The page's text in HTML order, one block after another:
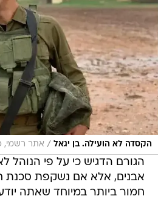
הקסדה לא הועילה. בן יגאל / אתר רשמי,
הגורם הדגיש כי על פי הנוהל
אבנים, אלא אם נשקפת סכנת
חמור ביותר במיוחד שאתה